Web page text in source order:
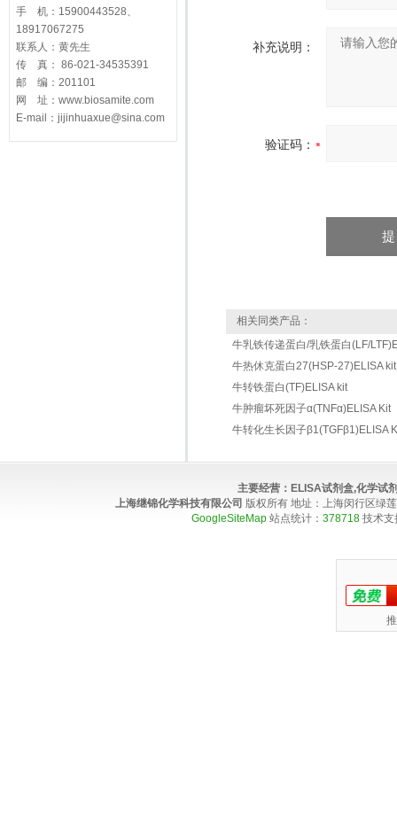
手 机：15900443528、
18917067275
联系人：黄先生
传 真： 86-021-34535391
邮 编：201101
网 址：www.biosamite.com
E-mail：jijinhuaxue@sina.com
补充说明：
验证码：
相关同类产品：
牛乳铁传递蛋白/乳铁蛋白(LF/
牛热休克蛋白27(HSP-27)ELISA kit
牛转铁蛋白(TF)ELISA kit
牛肿瘤坏死因子α(TNFα)ELISA Kit
牛转化生长因子β1(TGFβ1)ELISA
主要经营： ELISA试剂盒,化学试
上海继锦化学科技有限公司 版权所有 地址：上海闵行区绿
GoogleSiteMap 站点统计： 378718 技术支